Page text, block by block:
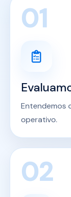
01
Entendemos
operativo.
02